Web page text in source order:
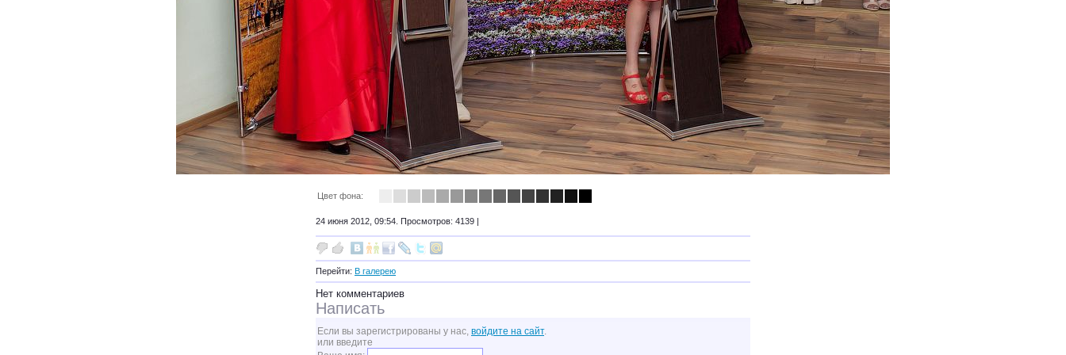
Цвет фона:
24 июня 2012, 09:54. Просмотров: 4139 |
Перейти: В галерею
Нет комментариев
Написать
Если вы зарегистрированы у нас, войдите на сайт.
или введите